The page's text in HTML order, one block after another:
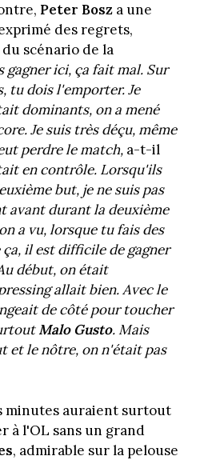
Peter Bosza une
des regrets,
scénario de la
gagner ici, ça fait mal. Sur
tu dois l'emporter. Je
dominants, on a mené
Je suis très déçu, même
perdre le match,a-t-il
en contrôle. Lorsqu'ils
but, je ne suis pas
avant durant la deuxième
a vu, lorsque tu fais des
il est difficile de gagner
début, on était
allait bien. Avec le
de côté pour toucher
Malo Gusto. Mais
et le nôtre, on n'était pas
minutes auraient surtout
à l'OL sans un grand
, admirable sur la pelouse